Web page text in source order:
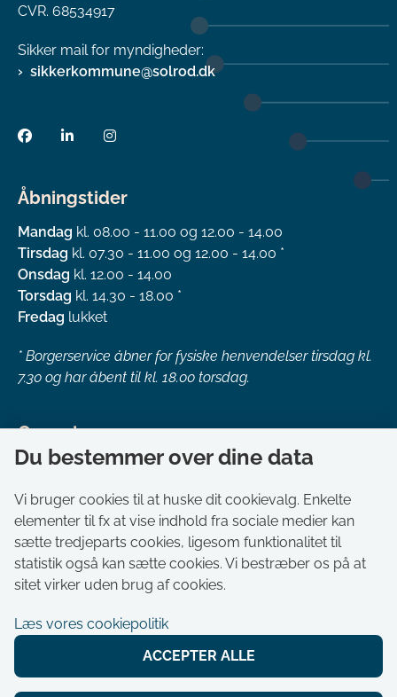
CVR. 68534917
Sikker mail for myndigheder:
sikkerkommune@solrod.dk
Åbningstider
Mandag kl. 08.00 - 11.00 og 12.00 - 14.00
Tirsdag kl. 07.30 - 11.00 og 12.00 - 14.00 *
Onsdag kl. 12.00 - 14.00
Torsdag kl. 14.30 - 18.00 *
Fredag lukket
* Borgerservice åbner for fysiske henvendelser tirsdag kl.
7.30 og har åbent til kl. 18.00 torsdag.
Genveje
Aktuelt
Akut hjælp
Bestil tid i Borgerservice
Ledige stillinger
Du bestemmer over dine data
Vi bruger cookies til at huske dit cookievalg. Enkelte
elementer til fx at vise indhold fra sociale medier kan
sætte tredjeparts cookies, ligesom funktionalitet til
statistik også kan sætte cookies. Vi bestræber os på at
sitet virker uden brug af cookies.
Læs vores cookiepolitik
ACCEPTER ALLE